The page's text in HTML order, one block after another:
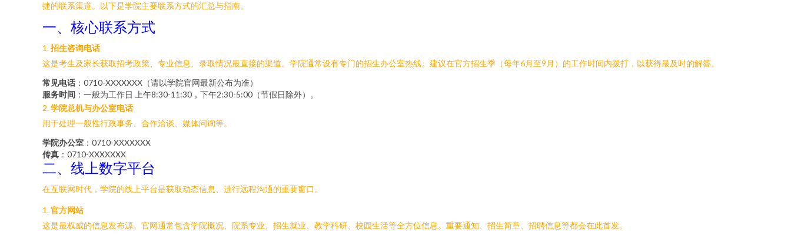
捷的联系渠道。以下是学院主要联系方式的汇总与指南。
一、核心联系方式
1.招生咨询电话
这是考生及家长获取招考政策、专业信息、录取情况最直接的渠道。学院通常设有专门的招生办公室热线。建议在官方招生季（每年6月至9月）的工作时间内拨打，以获得最及时的解答。
常见电话 ：0710-XXXXXXX（请以学院官网最新公布为准）
服务时间 ：一般为工作日 上午8:30-11:30，下午2:30-5:00（节假日除外）。
2.学院总机与办公室电话
用于处理一般性行政事务、合作洽谈、媒体问询等。
学院办公室 ：0710-XXXXXXX
传真 ：0710-XXXXXXX
二、线上数字平台
在互联网时代，学院的线上平台是获取动态信息、进行远程沟通的重要窗口。
1.官方网站
这是最权威的信息发布源。官网通常包含学院概况、院系专业、招生就业、教学科研、校园生活等全方位信息。重要通知、招生简章、招聘信息等都会在此首发。